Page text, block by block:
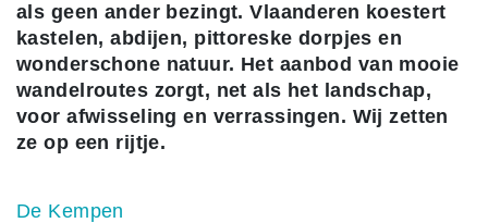
als geen ander bezingt. Vlaanderen koestert
kastelen, abdijen, pittoreske dorpjes en
wonderschone natuur. Het aanbod van mooie
wandelroutes zorgt, net als het landschap,
voor afwisseling en verrassingen. Wij zetten
ze op een rijtje.
De Kempen